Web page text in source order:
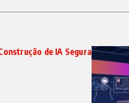
de IA Segura